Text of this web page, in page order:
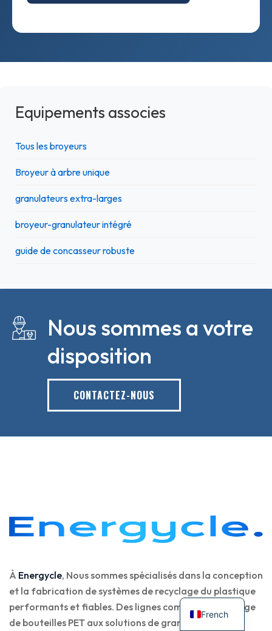
Equipements associes
Tous les broyeurs
Broyeur à arbre unique
granulateurs extra-larges
broyeur-granulateur intégré
guide de concasseur robuste
Nous sommes a votre
disposition
CONTACTEZ-NOUS
À Energycle, Nous sommes spécialisés dans la conception
et la fabrication de systèmes de recyclage du plastique
performants et fiables. Des lignes complètes de lavage
de bouteilles PET aux solutions de granulation sur
French